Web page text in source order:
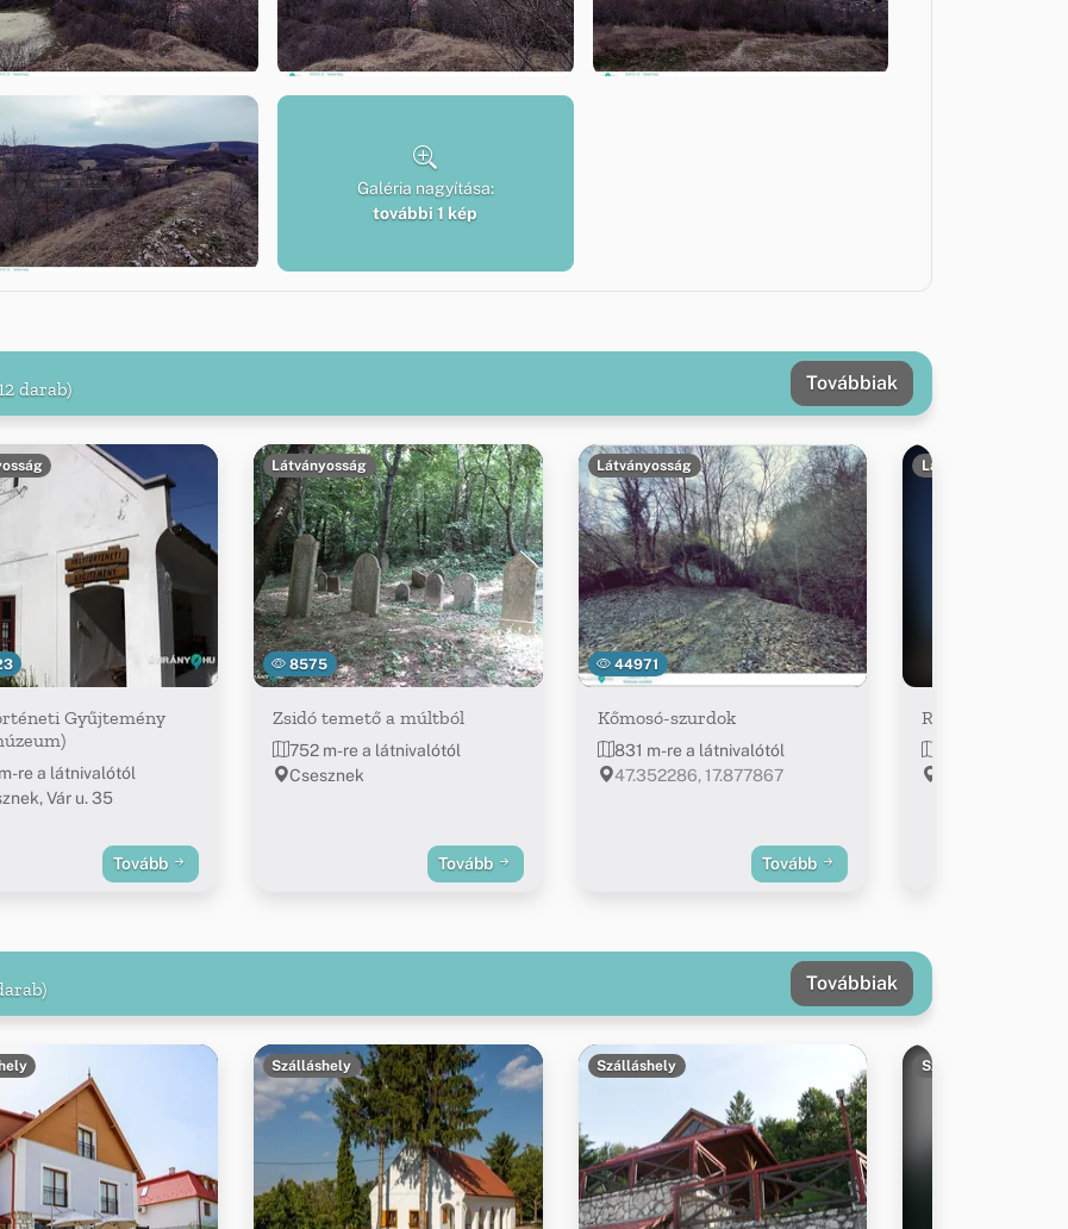
Galéria nagyítása:
további 1 kép
darab) Továbbiak
Gyűjtemény
re a látnivalótól
Vár u. 35
Tovább
8575
Látványosság
Zsidó temető a múltból
752 m-re a látnivalótól
Csesznek
Tovább
44971
Látványosság
Kőmosó-szurdok
831 m-re a látnivalótól
47.352286, 17.877867
Tovább
Látványosság
Református
Továbbiak
Szálláshely Szálláshely Szálláshely